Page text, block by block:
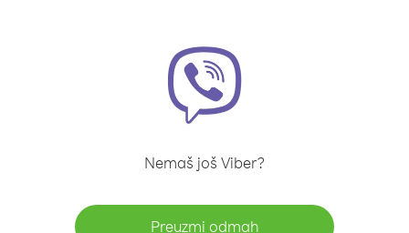
Nemaš još Viber?
Preuzmi odmah